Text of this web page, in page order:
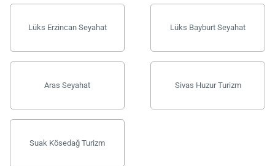
Lüks Erzincan Seyahat Lüks Bayburt Seyahat
Aras Seyahat Sivas Huzur Turizm
Suak Kösedağ Turizm